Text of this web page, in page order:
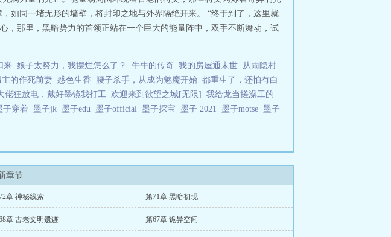
如同一堵无形的墙壁，将封印之地与外界隔绝开来。 “终于到了，这里就
，那里，黑暗势力的首领正站在一个巨大的能量阵中，双手不断舞动，试
来 娘子太努力，我摆烂怎么了？ 牛牛的传奇 我的房屋通末世 从雨隐村
的作死前妻 惑色生香 腰子杀手，从成为魅魔开始 都重生了，还怕有白
佬狂放电，戴好墨镜我打工 欢迎来到欲望之城[无限]
我给龙当搓澡工的
子穿着 墨子jk 墨子edu 墨子official 墨子探宝 墨子 2021 墨子motse 墨子
章节
章 神秘线索 第71章 黑暗初现
章 古老文明遗迹 第67章 诡异空间